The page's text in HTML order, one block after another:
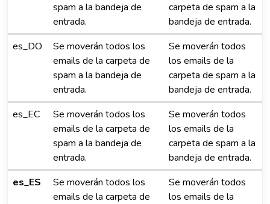
spam a la bandeja de
entrada.
carpeta de spam a la
bandeja de entrada.
es_DO
Se moverán todos los
emails de la carpeta de
spam a la bandeja de
entrada.
Se moverán todos
los emails de la
carpeta de spam a la
bandeja de entrada.
es_EC
Se moverán todos los
emails de la carpeta de
spam a la bandeja de
entrada.
Se moverán todos
los emails de la
carpeta de spam a la
bandeja de entrada.
es_ES
Se moverán todos los
emails de la carpeta de
Se moverán todos
los emails de la